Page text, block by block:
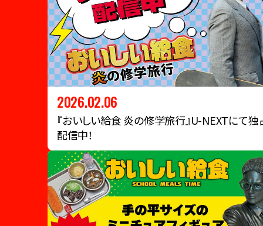
2026.02.06
『おいしい給食 炎の修学旅行』U-NEXTにて独
配信中！